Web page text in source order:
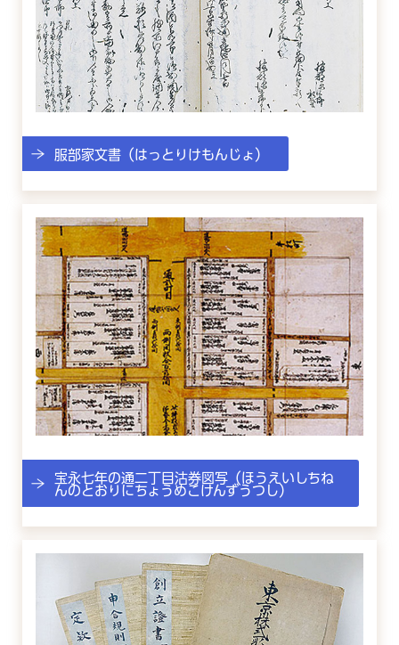
服部家文書（はっとりけもんじょ）
宝永七年の通二丁目沽券図写（ほうえいしちね
んのとおりにちょうめこけんずうつし）